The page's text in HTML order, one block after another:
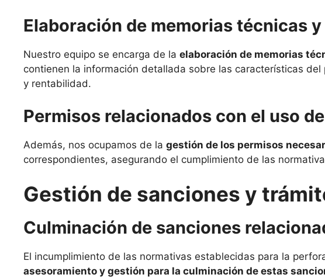
Elaboración de memorias técnicas
Nuestro equipo se encarga de la elaboración de memorias
contienen la información detallada sobre las características
y rentabilidad.
Permisos relacionados con el uso
Además, nos ocupamos de la gestión de los permisos
correspondientes, asegurando el cumplimiento de las
Gestión de sanciones y
Culminación de sanciones
El incumplimiento de las normativas establecidas para la
asesoramiento y gestión para la culminación de estas